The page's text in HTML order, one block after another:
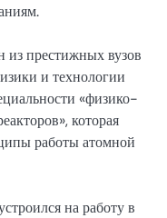
из престижных вузов
и технологии
«физико-
которая
работы атомной
на работу в